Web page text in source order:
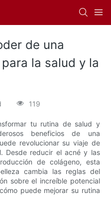
de una
la salud y la
119
tu rutina de salud y
beneficios de una
revolucionar su viaje de
Desde reducir el acné y las
de colágeno, esta
cambia las reglas del
sobre el increíble potencial
puede mejorar su rutina